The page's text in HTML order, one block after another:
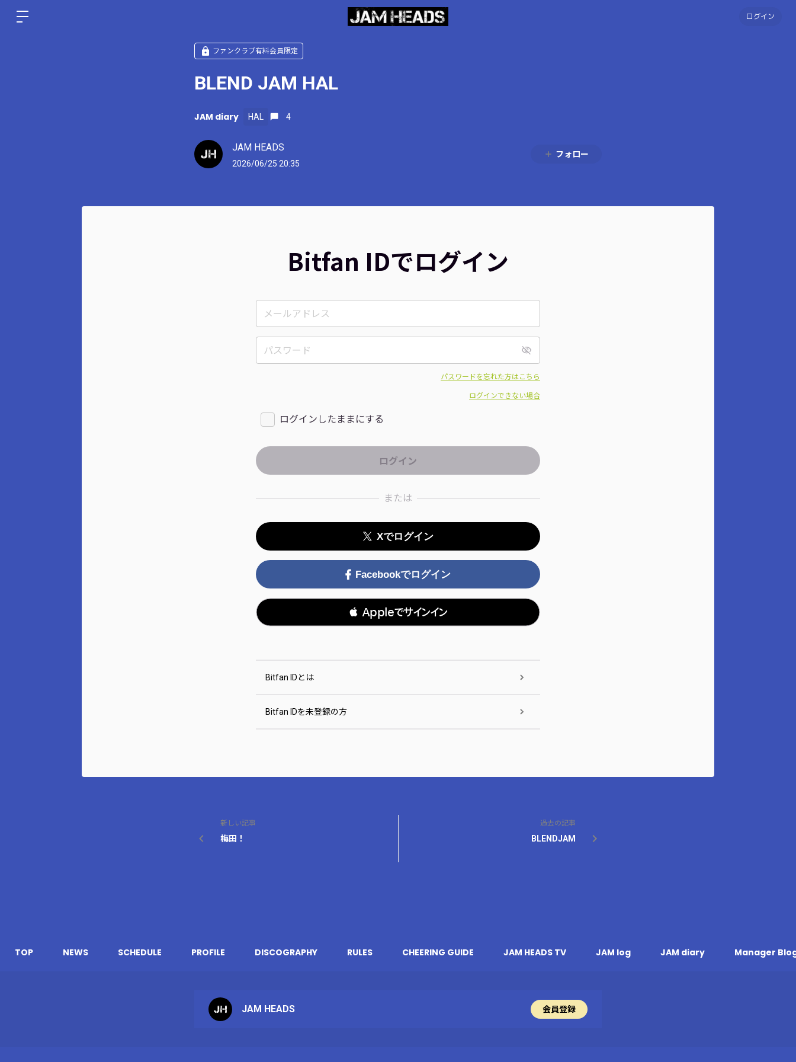
ログイン
ファンクラブ有料会員限定
BLEND JAM HAL
JAM diary HAL 4
JAM HEADS
2026/06/25 20:35
フォロー
Bitfan IDでログイン
パスワードを忘れた方はこちら
ログインできない場合
ログインしたままにする
または
Xでログイン
Facebookでログイン
 Appleでサインイン
Bitfan IDとは
Bitfan IDを未登録の方
新しい記事
梅田！
過去の記事
BLENDJAM
TOP NEWS SCHEDULE PROFILE DISCOGRAPHY RULES CHEERING GUIDE JAM HEADS TV JAM log JAM diary Manager
JAM HEADS 会員登録